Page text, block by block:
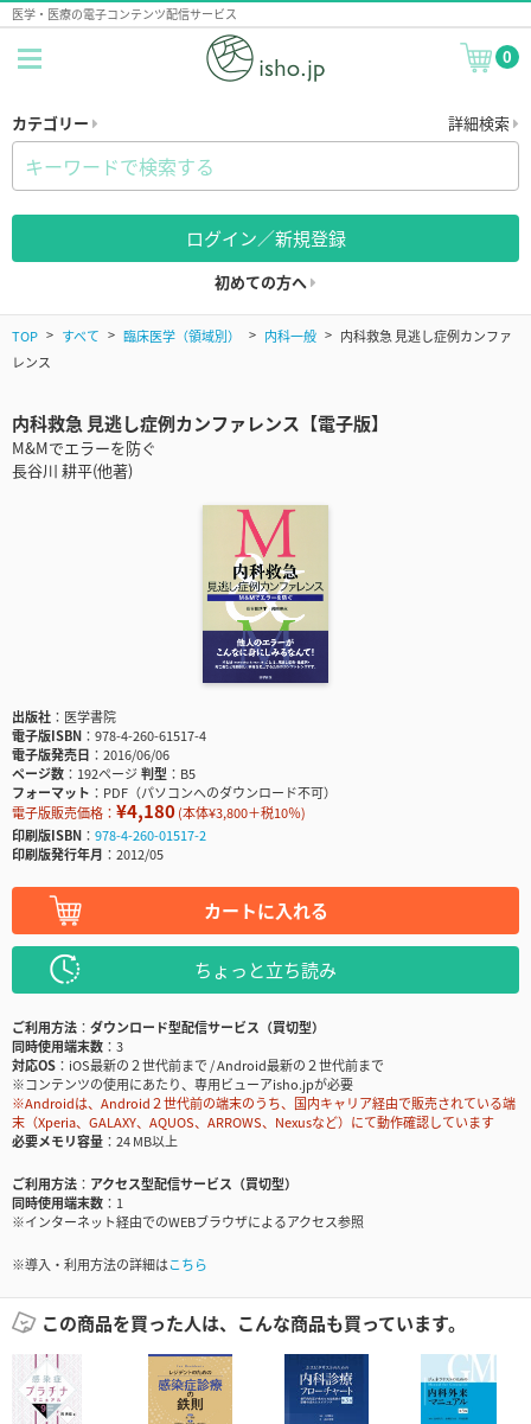
医学・医療の電子コンテンツ配信サービス
0
カテゴリー 詳細検索
ログイン／新規登録
初めての方へ
TOP すべて 臨床医学（領域別） 内科一般
内科救急 見逃し症例カンファ
レンス
内科救急 見逃し症例カンファレンス【電子版】
M&Mでエラーを防ぐ
長谷川 耕平(他著)
出版社
医学書院
電子版ISBN
978-4-260-61517-4
電子版発売日
2016/06/06
ページ数
192ページ判型
B5
フォーマット
PDF（パソコンへのダウンロード不可）
電子版販売価格： ¥4,180(本体¥3,800＋税10％)
印刷版ISBN
978-4-260-01517-2
印刷版発行年月
2012/05
カートに入れる
ちょっと立ち読み
ご利用方法
ダウンロード型配信サービス（買切型）
同時使用端末数
3
対応OS
iOS最新の２世代前まで / Android最新の２世代前まで
※コンテンツの使用にあたり、専用ビューアisho.jpが必要
※Androidは、Android２世代前の端末のうち、国内キャリア経由で販売されている端
末（Xperia、GALAXY、AQUOS、ARROWS、Nexusなど）にて動作確認しています
必要メモリ容量
24 MB以上
ご利用方法
アクセス型配信サービス（買切型）
同時使用端末数
1
※インターネット経由でのWEBブラウザによるアクセス参照
※導入・利用方法の詳細はこちら
この商品を買った人は、こんな商品も買っています。